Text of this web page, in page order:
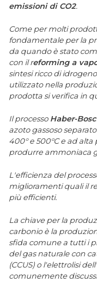
emissioni di CO2.
Come per molti
fondamentale per la
da quando è stato
con il reforming a
sintesi ricco di
utilizzato nella
prodotta si verifica in
Il processoHaber-
azoto gassoso
400° e 500°C e ad
produrre ammoniaca
L'efficienza del
miglioramenti quali il
più efficienti.
La chiave per la
carbonio è la
sfida comune a tutti i
del gas naturale con
(CCUS) o l'elettrolisi
comunemente